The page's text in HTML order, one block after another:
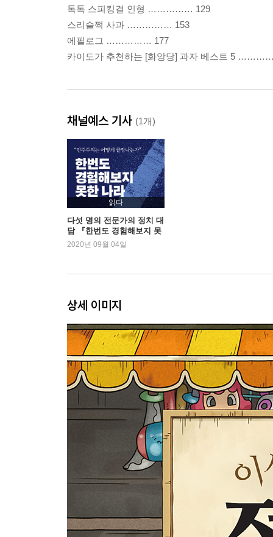
톡톡 스피킹걸 인형 …………… 129
스리슬쩍 사과 …………… 153
에필로그 …………… 177
카이도가 추천하는 [화앙당] 과자 베스트 5
채널예스 기사 (1개)
읽다
다섯 명의 전문가의 정치 대
담 『한번도 경험해보지 못
한 나라』 2주 연속 1위
2020년 09월 04일
상세 이미지